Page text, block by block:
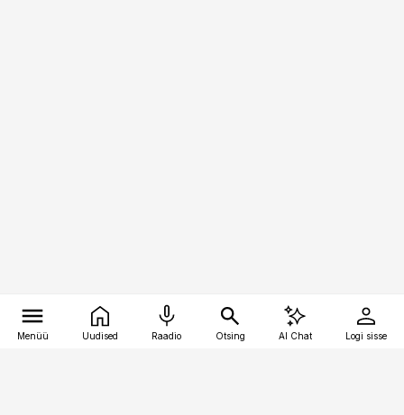
Menüü Uudised Raadio Otsing AI Chat Logi sisse